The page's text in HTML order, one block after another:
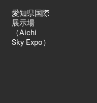
愛知県国際
展示場
（Aichi
Sky Expo）